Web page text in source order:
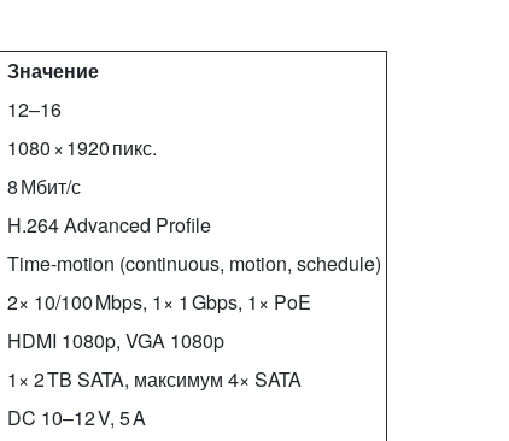
Значение
12–16
1080 × 1920 пикс.
8 Мбит/с
H.264 Advanced Profile
Time‑motion (continuous, motion, schedule)
2× 10/100 Mbps, 1× 1 Gbps, 1× PoE
HDMI 1080p, VGA 1080p
1× 2 TB SATA, максимум 4× SATA
DC 10–12 V, 5 A